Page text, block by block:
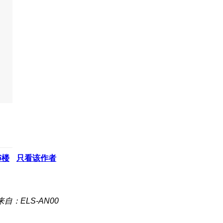
楼 只看该作者
自：ELS-AN00